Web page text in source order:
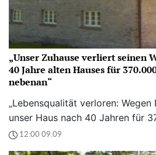
„Unser Zuhause verliert seinen
40 Jahre alten Hauses für
nebenan“
„Lebensqualität verloren:
unser Haus nach 40 Jahren für
12:00 09.09